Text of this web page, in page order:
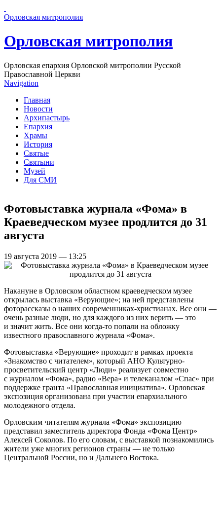
Орловская митрополия
Орловская митрополия
Орловская епархия Орловской митрополии Русской
Православной Церкви
Navigation
Главная
Новости
Архипастырь
Епархия
Храмы
История
Святые
Святыни
Музей
Для СМИ
Фотовыставка журнала «Фома» в
Краеведческом музее продлится до 31
августа
19 августа 2019 — 13:25
Накануне в Орловском областном краеведческом музее
открылась выставка «Верующие»; на ней представлены
фоторассказы о наших современниках-христианах. Все они —
очень разные люди, но для каждого из них верить — это
и значит жить. Все они когда-то попали на обложку
известного православного журнала «Фома».
Фотовыставка «Верующие» проходит в рамках проекта
«Знакомство с читателем», который АНО Культурно-
просветительский центр «Люди» реализует совместно
с журналом «Фома», радио «Вера» и телеканалом «Спас» при
поддержке гранта «Православная инициатива». Орловская
экспозиция организована при участии епархиального
молодежного отдела.
Орловским читателям журнала «Фома» экспозицию
представил заместитель директора Фонда «Фома Центр»
Алексей Соколов. По его словам, с выставкой познакомились
жители уже многих регионов страны — не только
Центральной России, но и Дальнего Востока.